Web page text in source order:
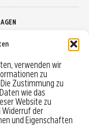
verwenden wir
zu
Zustimmung zu
wie das
Website zu
Widerruf der
und Eigenschaften